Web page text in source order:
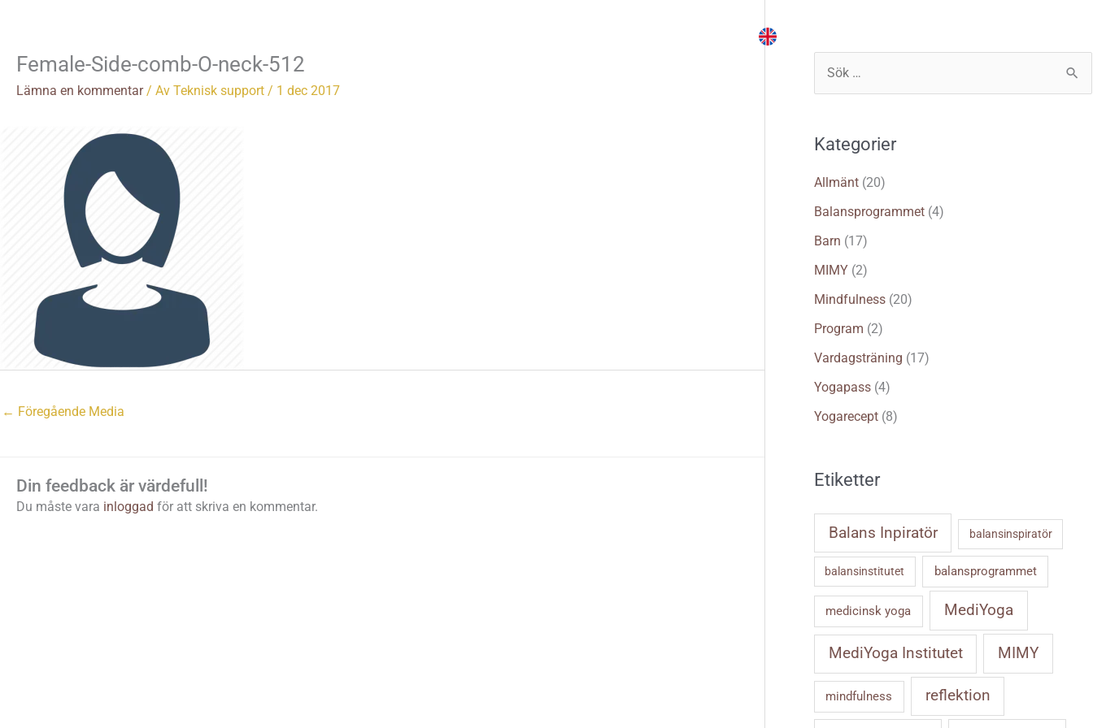
Female-Side-comb-O-neck-512
Lämna en kommentar / Av Teknisk support / 1 dec 2017
← Föregående Media
Din feedback är värdefull!
Du måste vara inloggad för att skriva en kommentar.
e
f
t
e
Kategorier
Allmänt(20)
Balansprogrammet(4)
Barn (17)
MIMY(2)
Mindfulness(20)
Program (2)
Vardagsträning (17)
Yogapass(4)
Yogarecept(8)
Etiketter
Balans Inpiratör balansinspiratör
balansinstitutet balansprogrammet
medicinsk yoga MediYoga
MediYoga Institutet MIMY
mindfulness reflektion